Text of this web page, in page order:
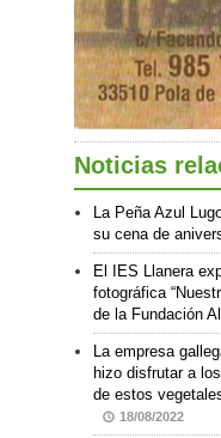
Noticias
La Peña Azul
su cena de
El IES Llanera
fotográfica
de la Fundación
La empresa
hizo disfrutar a
de estos
18/08/2022